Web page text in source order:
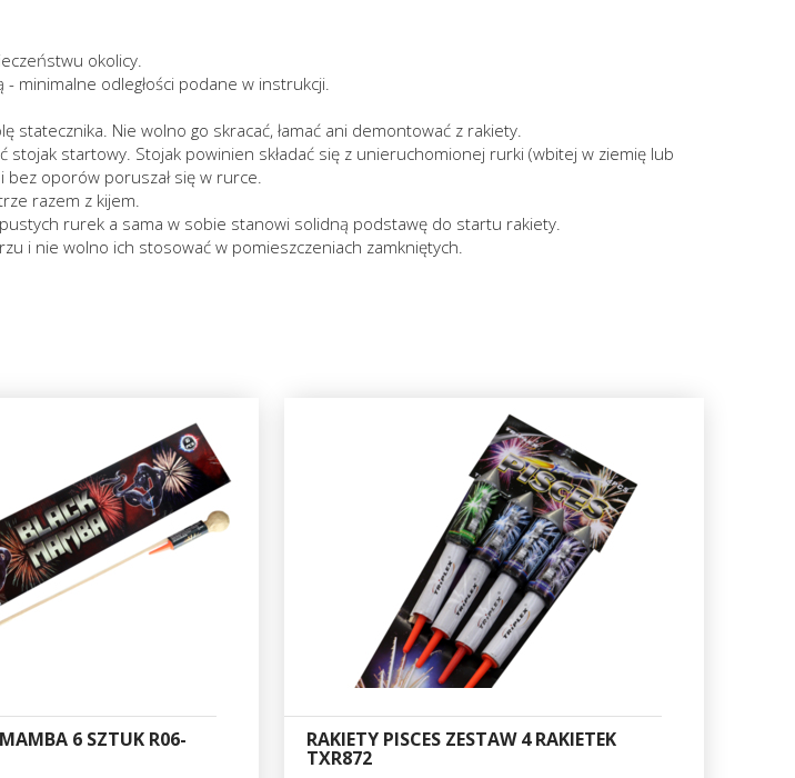
okolicy.
minimalne odległości podane w instrukcji.
Nie wolno go skracać, łamać ani demontować z rakiety.
startowy. Stojak powinien składać się z unieruchomionej rurki (wbitej w ziemię lub
oporów poruszał się w rurce.
razem z kijem.
rurek a sama w sobie stanowi solidną podstawę do startu rakiety.
i nie wolno ich stosować w pomieszczeniach zamkniętych.
6 SZTUK R06- RAKIETY PISCES ZESTAW 4 RAKIETEK
TXR872